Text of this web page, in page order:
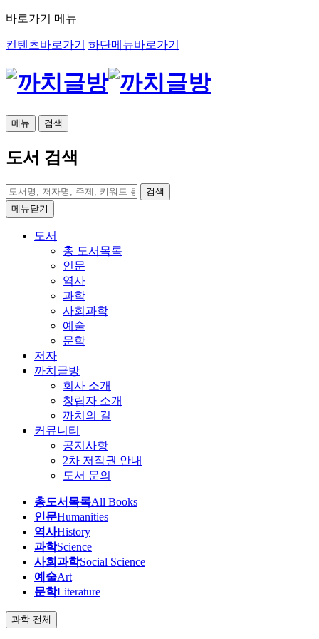
바로가기 메뉴
컨텐츠바로가기 하단메뉴바로가기
메뉴 검색
도서 검색
검색
메뉴닫기
도서
총 도서목록
인문
역사
과학
사회과학
예술
문학
저자
까치글방
회사 소개
창립자 소개
까치의 길
커뮤니티
공지사항
2차 저작권 안내
도서 문의
총도서목록All Books
인문Humanities
역사History
과학Science
사회과학Social Science
예술Art
문학Literature
과학 전체